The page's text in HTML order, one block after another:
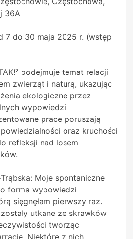
36A
7 do 30 maja 2025 r. (wstęp
podejmuje temat relacji
zwierząt i naturą, ukazując
ekologiczne przez
wypowiedzi
prace poruszają
oraz kruchości
refleksji nad losem
Moje spontaniczne
forma wypowiedzi
sięgnęłam pierwszy raz.
utkane ze skrawków
tworząc
Niektóre z nich